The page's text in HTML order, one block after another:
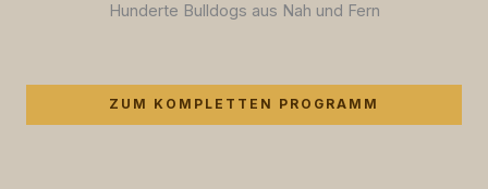
Hunderte Bulldogs aus Nah und Fern
ZUM KOMPLETTEN PROGRAMM